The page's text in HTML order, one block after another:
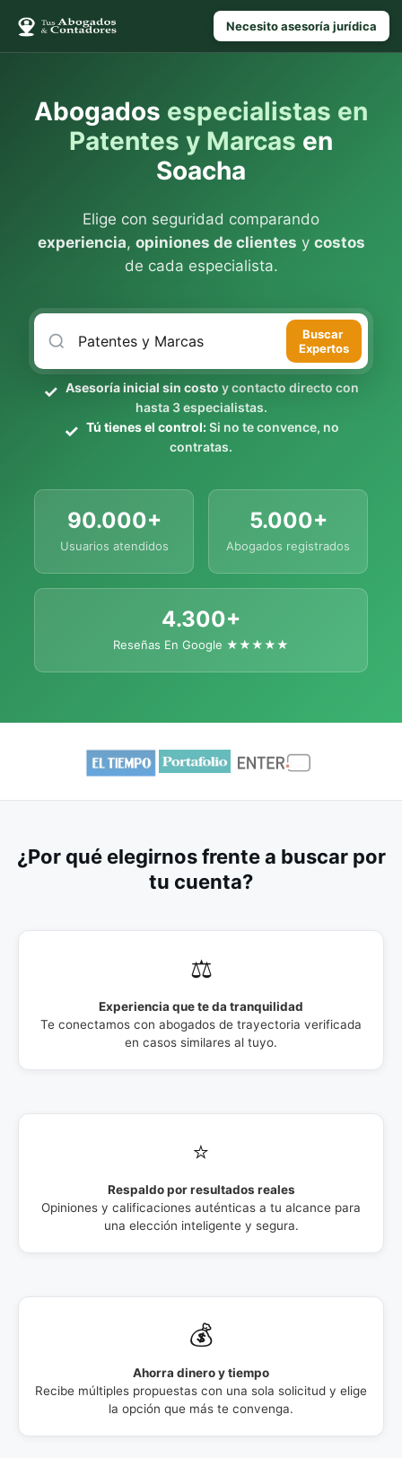
Necesito asesoría jurídica
Abogados especialistas en
Patentes y Marcas en
Soacha
Elige con seguridad comparando
experiencia, opiniones de clientes y costos
de cada especialista.
Buscar
Expertos
Asesoría inicial sin costo y contacto directo con
hasta 3 especialistas.
Tú tienes el control:Si no te convence, no
contratas.
90.000+
Usuarios atendidos
5.000+
Abogados registrados
4.300+
Reseñas En Google ★★★★★
¿Por qué elegirnos frente a buscar por
tu cuenta?
⚖️
Experiencia que te da tranquilidad
Te conectamos con abogados de trayectoria verificada
en casos similares al tuyo.
⭐
Respaldo por resultados reales
Opiniones y calificaciones auténticas a tu alcance para
una elección inteligente y segura.
💰
Ahorra dinero y tiempo
Recibe múltiples propuestas con una sola solicitud y elige
la opción que más te convenga.